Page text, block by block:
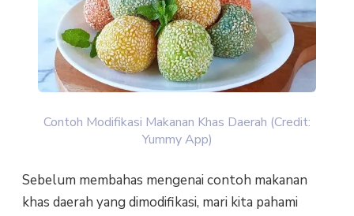
Contoh Modifikasi Makanan Khas Daerah (Credit:
Yummy App)
Sebelum membahas mengenai contoh makanan
khas daerah yang dimodifikasi, mari kita pahami